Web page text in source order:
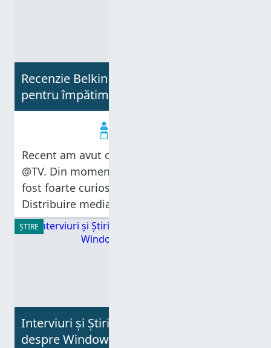
Recenzie Belkin @TV - Televiziune mobilă
pentru împătimiți
Recent am avut ocazia să folosesc un Belkin
@TV. Din momentul în care l-am văzut am
fost foarte curios: Televiziune mobilă?
Distribuire media la distanță? Concepte
interesante cu care nu m-am întâlnit până
acum. Imaginați-vă curiozitatea mea în
ȘTIRE
Interviuri și Știri în Presa Românească
despre Windows 8 Step by Step